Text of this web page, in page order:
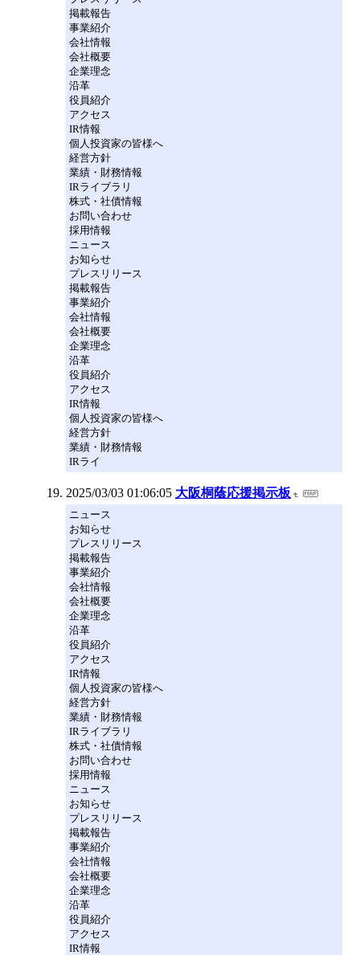
掲載報告
事業紹介
会社情報
会社概要
企業理念
沿革
役員紹介
アクセス
IR情報
個人投資家の皆様へ
経営方針
業績・財務情報
IRライブラリ
株式・社債情報
お問い合わせ
採用情報
ニュース
お知らせ
プレスリリース
掲載報告
事業紹介
会社情報
会社概要
企業理念
沿革
役員紹介
アクセス
IR情報
個人投資家の皆様へ
経営方針
業績・財務情報
IRライ
2025/03/03 01:06:05 大阪桐蔭応援掲示板
ニュース
お知らせ
プレスリリース
掲載報告
事業紹介
会社情報
会社概要
企業理念
沿革
役員紹介
アクセス
IR情報
個人投資家の皆様へ
経営方針
業績・財務情報
IRライブラリ
株式・社債情報
お問い合わせ
採用情報
ニュース
お知らせ
プレスリリース
掲載報告
事業紹介
会社情報
会社概要
企業理念
沿革
役員紹介
アクセス
IR情報